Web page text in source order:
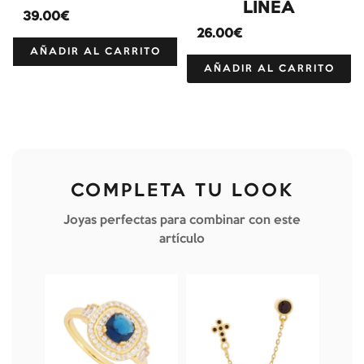
39.00€
AÑADIR AL CARRITO
LINEA
26.00€
AÑADIR AL CARRITO
COMPLETA TU LOOK
Joyas perfectas para combinar con este
artículo